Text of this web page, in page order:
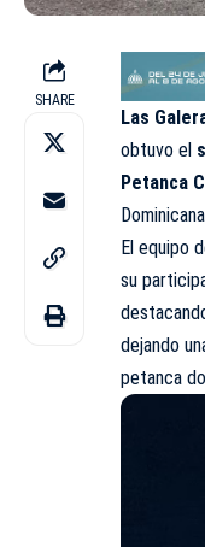
SHARE
Las
obtuvo el
Petanca
El equipo
su
dejando
petanca